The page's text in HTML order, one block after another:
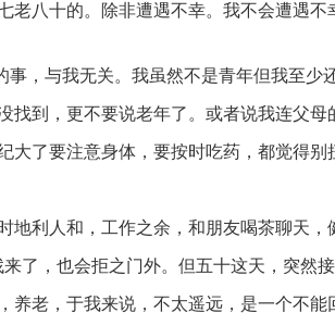
老八十的。除非遭遇不幸。我不会遭遇
，与我无关。我虽然不是青年但我至少
找到，更不要说老年了。或者说我连父
大了要注意身体，要按时吃药，都觉得
利人和，工作之余，和朋友喝茶聊天，
了，也会拒之门外。但五十这天，突然
老，于我来说，不太遥远，是一个不能